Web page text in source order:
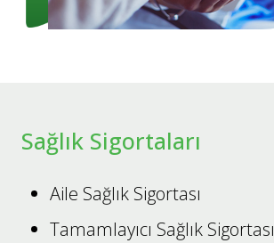
Sağlık Sigortaları
Aile Sağlık Sigortası
Tamamlayıcı Sağlık Sigortası